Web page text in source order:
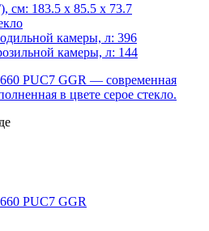
см: 183.5 х 85.5 х 73.7
камеры, л: 396
камеры, л: 144
PUC7 GGR — современная
в цвете серое стекло.
PUC7 GGR